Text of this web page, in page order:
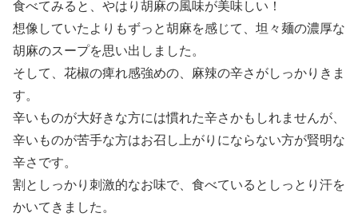
食べてみると、やはり胡麻の風味が美味しい！
想像していたよりもずっと胡麻を感じて、坦々麺の濃厚な
胡麻のスープを思い出しました。
そして、花椒の痺れ感強めの、麻辣の辛さがしっかりきま
す。
辛いものが大好きな方には慣れた辛さかもしれませんが、
辛いものが苦手な方はお召し上がりにならない方が賢明な
辛さです。
割としっかり刺激的なお味で、食べているとしっとり汗を
かいてきました。